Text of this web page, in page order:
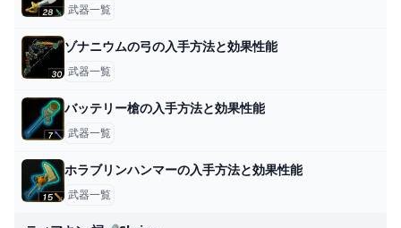
武器一覧
ゾナニウムの弓の入手方法と効果性能
武器一覧
バッテリー槍の入手方法と効果性能
武器一覧
ホラブリンハンマーの入手方法と効果性能
武器一覧